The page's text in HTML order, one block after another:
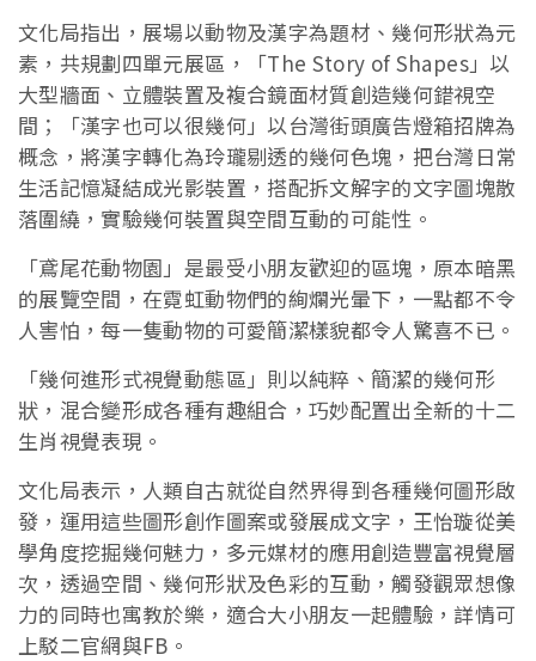
文化局指出，展場以動物及漢字為題材、幾何形狀為元
素，共規劃四單元展區，「The Story of Shapes」以
大型牆面、立體裝置及複合鏡面材質創造幾何錯視空
間；「漢字也可以很幾何」以台灣街頭廣告燈箱招牌為
概念，將漢字轉化為玲瓏剔透的幾何色塊，把台灣日常
生活記憶凝結成光影裝置，搭配拆文解字的文字圖塊散
落圍繞，實驗幾何裝置與空間互動的可能性。
「鳶尾花動物園」是最受小朋友歡迎的區塊，原本暗黑
的展覽空間，在霓虹動物們的絢爛光暈下，一點都不令
人害怕，每一隻動物的可愛簡潔樣貌都令人驚喜不已。
「幾何進形式視覺動態區」則以純粹、簡潔的幾何形
狀，混合變形成各種有趣組合，巧妙配置出全新的十二
生肖視覺表現。
文化局表示，人類自古就從自然界得到各種幾何圖形啟
發，運用這些圖形創作圖案或發展成文字，王怡璇從美
學角度挖掘幾何魅力，多元媒材的應用創造豐富視覺層
次，透過空間、幾何形狀及色彩的互動，觸發觀眾想像
力的同時也寓教於樂，適合大小朋友一起體驗，詳情可
上駁二官網與FB。